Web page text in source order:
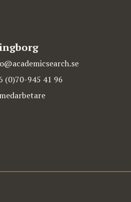
(0)70-945 41 96